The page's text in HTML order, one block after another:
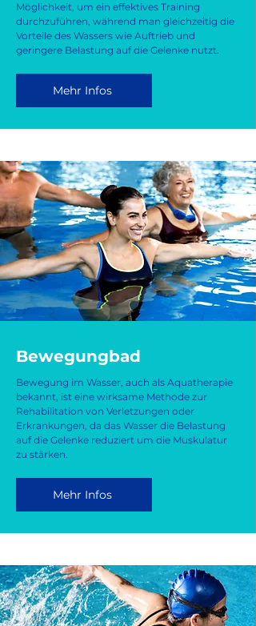
Möglichkeit, um ein effektives Training
durchzuführen, während man gleichzeitig die
Vorteile des Wassers wie Auftrieb und
geringere Belastung auf die Gelenke nutzt.
Mehr Infos
Bewegungbad
Bewegung im Wasser, auch als Aquatherapie
bekannt, ist eine wirksame Methode zur
Rehabilitation von Verletzungen oder
Erkrankungen, da das Wasser die Belastung
auf die Gelenke reduziert um die Muskulatur
zu stärken.
Mehr Infos